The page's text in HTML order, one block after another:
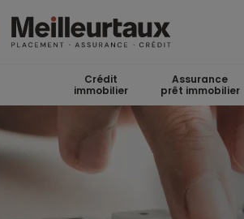
Crédit
immobilier
Assurance
prêt immobilier